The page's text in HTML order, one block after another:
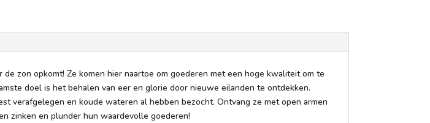
zon opkomt! Ze komen hier naartoe om goederen met een hoge kwaliteit om te
doel is het behalen van eer en glorie door nieuwe eilanden te ontdekken.
verafgelegen en koude wateren al hebben bezocht. Ontvang ze met open armen
zinken en plunder hun waardevolle goederen!